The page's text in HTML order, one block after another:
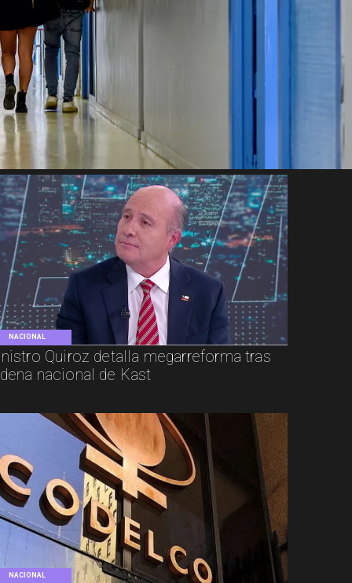
NACIONAL
Quiroz detalla megarreforma tras
nacional de Kast
NACIONAL